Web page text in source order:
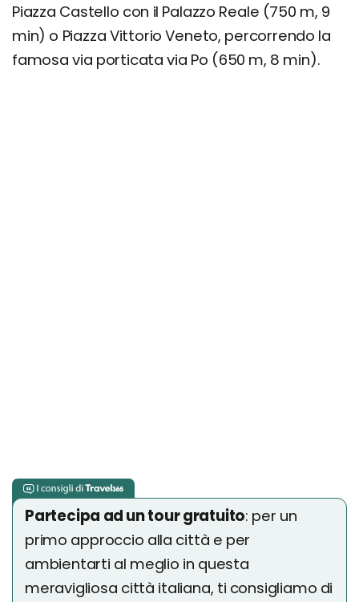
Piazza Castello con il Palazzo Reale (750 m, 9
min) o Piazza Vittorio Veneto, percorrendo la
famosa via porticata via Po (650 m, 8 min).
Partecipa ad un tour gratuito: per un
primo approccio alla città e per
ambientarti al meglio in questa
meravigliosa città italiana, ti consigliamo di